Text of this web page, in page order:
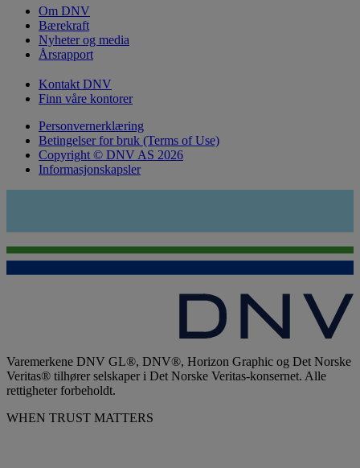
Om DNV
Bærekraft
Nyheter og media
Årsrapport
Kontakt DNV
Finn våre kontorer
Personvernerklæring
Betingelser for bruk (Terms of Use)
Copyright © DNV AS 2026
Informasjonskapsler
Varemerkene DNV GL®, DNV®, Horizon Graphic og Det Norske
Veritas® tilhører selskaper i Det Norske Veritas-konsernet. Alle
rettigheter forbeholdt.
WHEN TRUST MATTERS